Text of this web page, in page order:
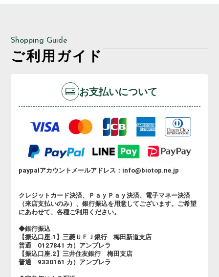
Shopping Guide
ご利用ガイド
お支払いについて
paypalアカウントメールアドレス：info@biotop.ne.jp
クレジットカード決済、ＰａｙＰａｙ決済、電子マネー決済
（来店支払いのみ）、銀行振込を用意してございます。ご希望
にあわせて、各種ご利用ください。
◆銀行振込
【振込口座.1】三菱ＵＦＪ銀行 梅田新道支店
普通 0127841 カ）アンブレラ
【振込口座.2】三井住友銀行 梅田支店
普通 9330161 カ）アンブレラ